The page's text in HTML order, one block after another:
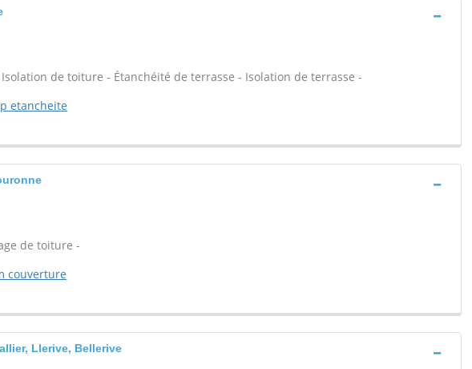
de toiture - Étanchéité de terrasse - Isolation de terrasse -
etancheite
de toiture -
couverture
Llerive, Bellerive